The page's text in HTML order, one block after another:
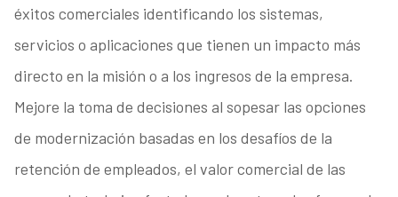
éxitos comerciales identificando los sistemas,
servicios o aplicaciones que tienen un impacto más
directo en la misión o a los ingresos de la empresa.
Mejore la toma de decisiones al sopesar las opciones
de modernización basadas en los desafíos de la
retención de empleados, el valor comercial de las